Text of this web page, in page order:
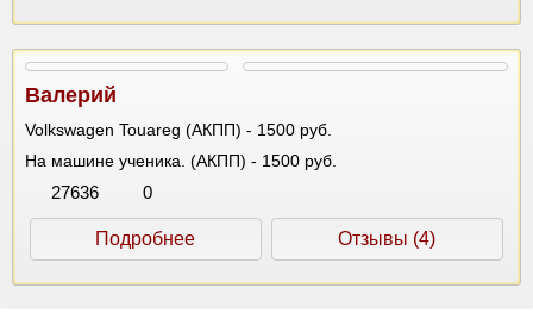
Валерий
Volkswagen Touareg (АКПП) - 1500 руб.
На машине ученика. (АКПП) - 1500 руб.
27636 0
Подробнее Отзывы (4)